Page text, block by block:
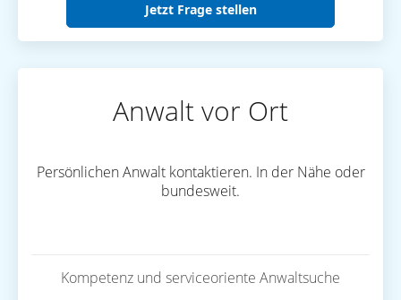
Jetzt Frage stellen
Anwalt vor Ort
Persönlichen Anwalt kontaktieren. In der Nähe oder
bundesweit.
Kompetenz und serviceoriente Anwaltsuche